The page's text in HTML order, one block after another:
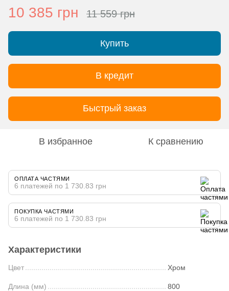
10 385 грн 11 559 грн
Купить
В кредит
Быстрый заказ
В избранное К сравнению
ОПЛАТА ЧАСТЯМИ
6 платежей по 1 730.83 грн
ПОКУПКА ЧАСТЯМИ
6 платежей по 1 730.83 грн
Характеристики
Цвет Хром
Длина (мм) 800